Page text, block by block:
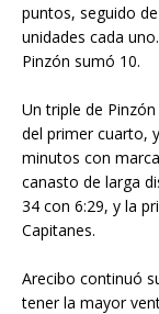
puntos, seguido
unidades cada
Pinzón sumó 10.
Un triple de
del primer cuarto,
minutos con
canasto de larga
34 con 6:29, y la
Capitanes.
Arecibo continuó
tener la mayor